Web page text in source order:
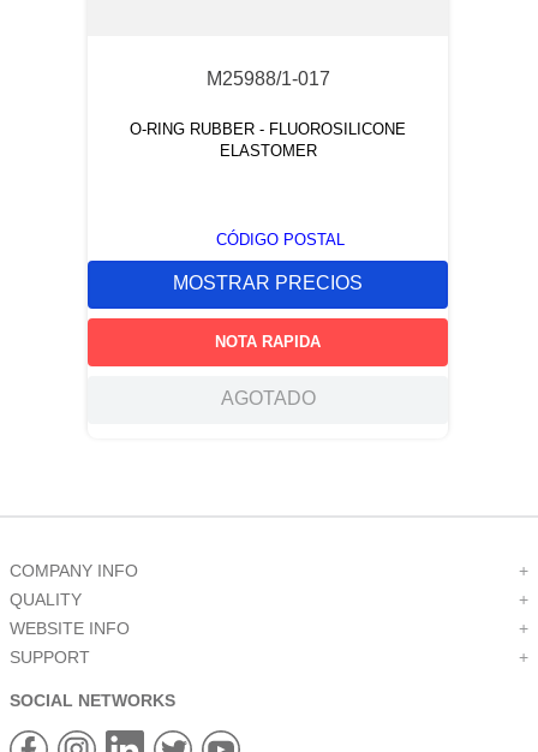
M25988/1-017
O-RING RUBBER - FLUOROSILICONE
ELASTOMER
CÓDIGO POSTAL
MOSTRAR PRECIOS
NOTA RAPIDA
AGOTADO
COMPANY INFO
+
QUALITY
+
WEBSITE INFO
+
SUPPORT
+
SOCIAL NETWORKS